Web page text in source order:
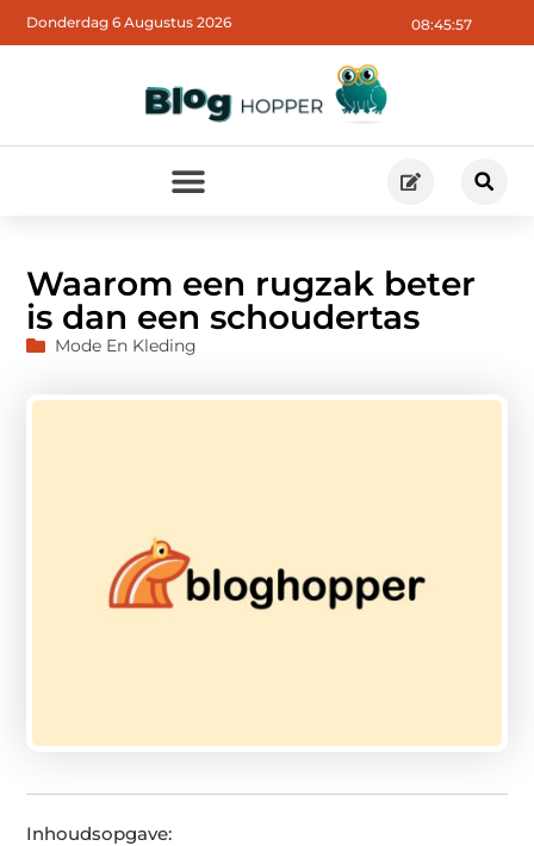
08:45:58
Donderdag 6 Augustus 2026
Waarom een rugzak beter
is dan een schoudertas
Mode En Kleding
Inhoudsopgave: